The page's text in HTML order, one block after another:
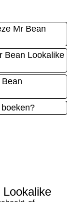
Mr Bean
Bean Lookalike